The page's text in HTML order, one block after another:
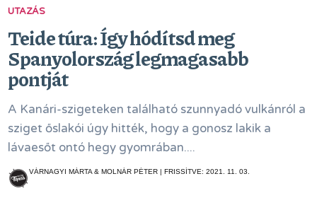
UTAZÁS
Teide túra: Így hódítsd meg
Spanyolország legmagasabb
pontját
A Kanári-szigeteken található szunnyadó vulkánról a
sziget őslakói úgy hitték, hogy a gonosz lakik a
lávaesőt ontó hegy gyomrában....
VÁRNAGYI MÁRTA & MOLNÁR PÉTER | FRISSÍTVE: 2021. 11. 03.